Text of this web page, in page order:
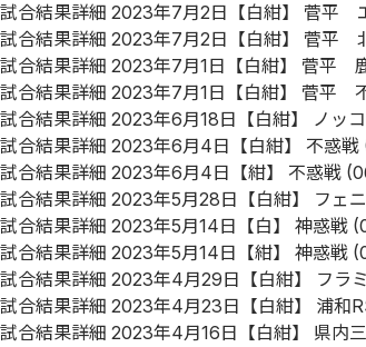
試合結果詳細 2023年7月2日【白紺】 菅平
試合結果詳細 2023年7月2日【白紺】 菅平
試合結果詳細 2023年7月1日【白紺】 菅平
試合結果詳細 2023年7月1日【白紺】 菅平
試合結果詳細 2023年6月18日【白紺】 ノッ
試合結果詳細 2023年6月4日【白紺】 不惑戦
試合結果詳細 2023年6月4日【紺】 不惑戦
試合結果詳細 2023年5月28日【白紺】 フェ
試合結果詳細 2023年5月14日【白】 神惑戦
試合結果詳細 2023年5月14日【紺】 神惑戦
試合結果詳細 2023年4月29日【白紺】 フラ
試合結果詳細 2023年4月23日【白紺】 浦和
試合結果詳細 2023年4月16日【白紺】 県内